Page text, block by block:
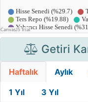
Getiri
Haftalık Aylık
1 Yıl 3 Yıl